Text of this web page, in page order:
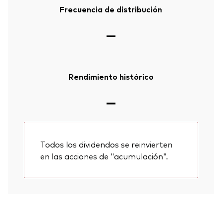
Frecuencia de distribución
—
Rendimiento histórico
—
Todos los dividendos se reinvierten
en las acciones de "acumulación".